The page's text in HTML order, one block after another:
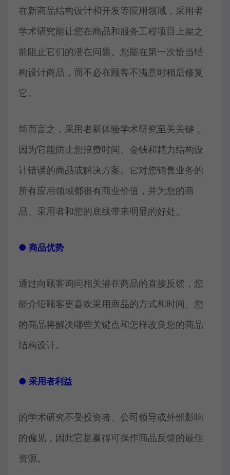
在新商品结构设计和开发等应用领域，采用者
学术研究能让您在商品和服务工程项目上架之
前阻止它们的潜在问题。您能在第一次恰当结
构设计商品，而不必在顾客不满意时稍后修复
它。
简而言之，采用者新体验学术研究至关关键，
因为它能防止您浪费时间、金钱和精力结构设
计错误的商品或解决方案。它对您销售业务的
所有应用领域都很有商业价值，并为您的商
品、采用者和您的底线带来明显的好处。
● 商品优势
通过向顾客询问相关潜在商品的直接反馈，您
能介绍顾客更喜欢采用商品的方式和时间、您
的商品将解决哪些关键点和怎样改良您的商品
结构设计。
● 采用者利益
的学术研究不受投资者、公司领导或外部影响
的偏见，因此它是赢得可操作商品反馈的最佳
资源。